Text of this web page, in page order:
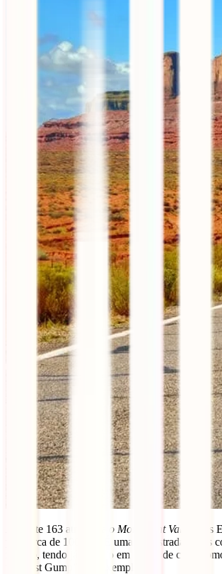
A Route 163 atravessa o Monument Valley
nos
por cerca de 100kms. É uma das estradas mais
mundo, tendo já entrado em filmes de culto
“Forrest Gump”, por exemplo.